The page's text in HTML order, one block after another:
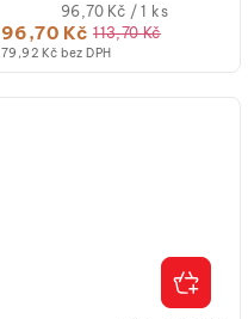
79,92 Kč bez DPH
96,70 Kč 113,70 Kč
Měrná
cena:
96,70 Kč / 1 ks